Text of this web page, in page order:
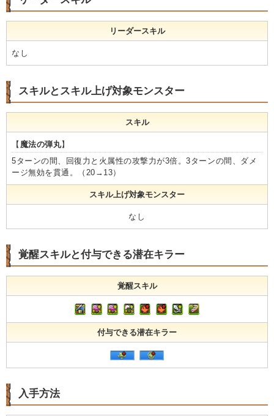
リーダースキル
なし
スキルとスキル上げ対象モンスター
スキル
【 魔法の弾丸】
5ターンの間、回復力と火属性の攻撃力が3倍。3ターンの間、ダメ
ージ無効を貫通。（20→13）
スキル上げ対象モンスター
なし
覚醒スキルと付与できる潜在キラー
覚醒スキル
付与できる潜在キラー
入手方法